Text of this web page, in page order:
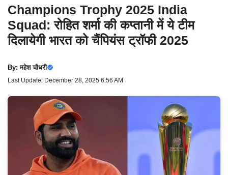
Champions Trophy 2025 India
Squad: रोहित शर्मा की कप्तानी में ये टीम
दिलायेगी भारत को चैंपियंस ट्रॉफी 2025
By:महेश चौधरी
Last Update: December 28, 2025 6:56 AM